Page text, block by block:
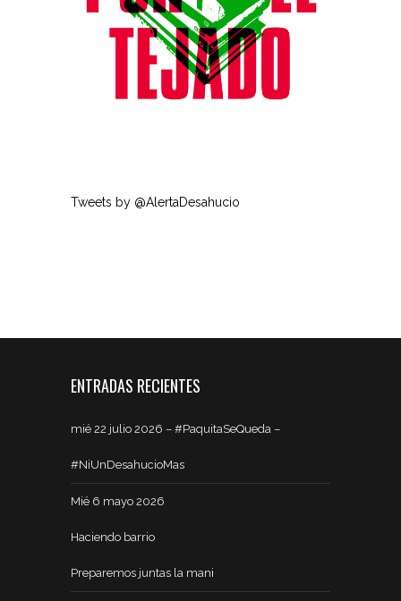
Tweets by @AlertaDesahucio
ENTRADAS RECIENTES
mié 22 julio 2026 – #PaquitaSeQueda –
#NiUnDesahucioMas
Mié 6 mayo 2026
Haciendo barrio
Preparemos juntas la mani